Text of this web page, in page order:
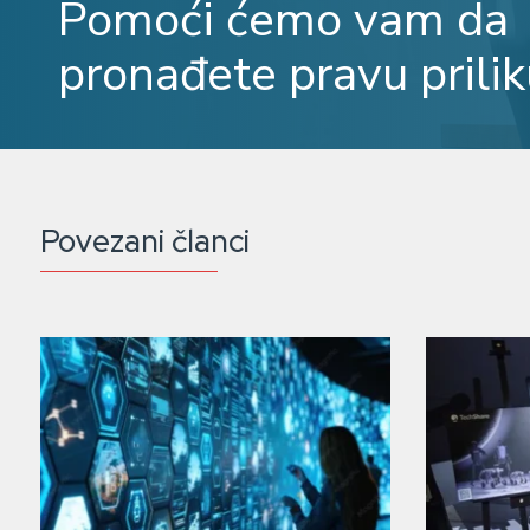
Pomoći ćemo vam da
pronađete pravu
Povezani članci